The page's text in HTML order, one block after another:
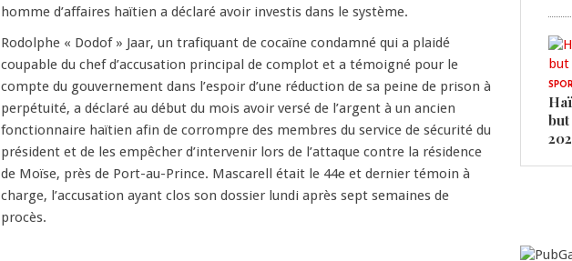
homme d’affaires haïtien a déclaré avoir investis dans le système.
Rodolphe « Dodof » Jaar, un trafiquant de cocaïne condamné qui a plaidé
coupable du chef d’accusation principal de complot et a témoigné pour le
compte du gouvernement dans l’espoir d’une réduction de sa peine de prison à
perpétuité, a déclaré au début du mois avoir versé de l’argent à un ancien
fonctionnaire haïtien afin de corrompre des membres du service de sécurité du
président et de les empêcher d’intervenir lors de l’attaque contre la résidence
de Moïse, près de Port-au-Prince. Mascarell était le 44e et dernier témoin à
charge, l’accusation ayant clos son dossier lundi après sept semaines de
procès.